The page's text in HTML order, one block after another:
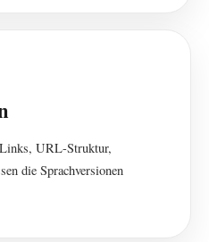
URL-Struktur,
die Sprachversionen